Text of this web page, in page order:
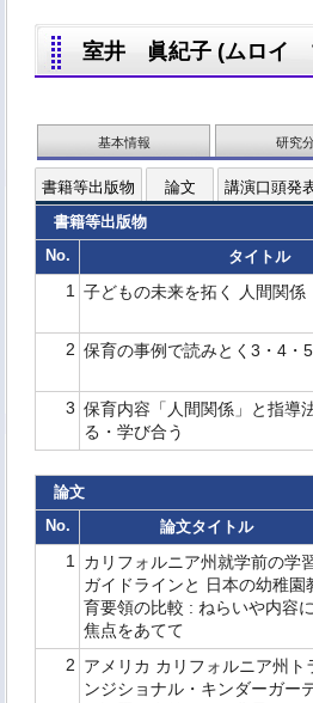
室井 眞紀子 (ムロイ
基本情報 研究
書籍等出版物 論文
講演口頭発
書籍等出版物
No.
タイトル
1 子どもの未来を拓く 人間関係
2 保育の事例で読みとく3・4・
3 保育内容「人間関係」と指導
る・学び合う
論文
No.
論文タイトル
1
カリフォルニア州就学前の学
ガイドラインと 日本の幼稚園
育要領の比較 : ねらいや内容
焦点をあてて
2 アメリカ カリフォルニア州ト
ンジショナル・キンダーガー